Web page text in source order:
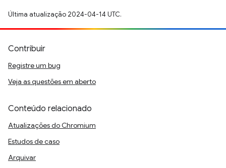
Última atualização 2024-04-14 UTC.
Contribuir
Registre um bug
Veja as questões em aberto
Conteúdo relacionado
Atualizações do Chromium
Estudos de caso
Arquivar